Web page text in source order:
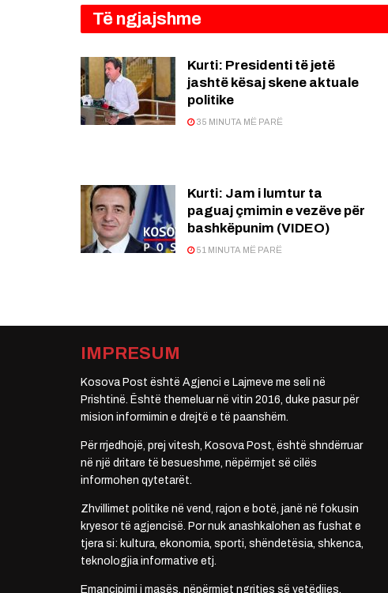
Të ngjajshme
Kurti: Presidenti të jetë
jashtë kësaj skene aktuale
politike
35 MINUTA MË PARË
Kurti: Jam i lumtur ta
paguaj çmimin e vezëve për
bashkëpunim (VIDEO)
51 MINUTA MË PARË
IMPRESUM
Kosova Post është Agjenci e Lajmeve me seli në
Prishtinë. Është themeluar në vitin 2016, duke pasur për
mision informimin e drejtë e të paanshëm.
Për rrjedhojë, prej vitesh, Kosova Post, është shndërruar
në një dritare të besueshme, nëpërmjet së cilës
informohen qytetarët.
Zhvillimet politike në vend, rajon e botë, janë në fokusin
kryesor të agjencisë. Por nuk anashkalohen as fushat e
tjera si: kultura, ekonomia, sporti, shëndetësia, shkenca,
teknologjia informative etj.
Emancipimi i masës, nëpërmjet ngritjes së vetëdijes,